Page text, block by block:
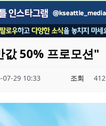
값 50% 프로모션"
07-29 10:33 조회 412